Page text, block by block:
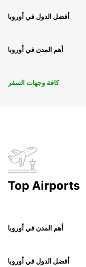
أفضل الدول في أوروبا
أهم المدن في أوروبا
كافة وجهات السفر
Top Airports
أهم المدن في أوروبا
أفضل الدول في أوروبا